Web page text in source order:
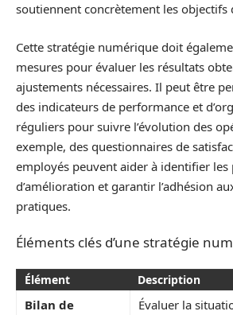
soutiennent concrètement les objectifs
Cette stratégie numérique doit
mesures pour évaluer les résultats
ajustements nécessaires. Il peut être
des indicateurs de performance et
réguliers pour suivre l’évolution des
exemple, des questionnaires de
employés peuvent aider à identifier les
d’amélioration et garantir l’adhésion
pratiques.
Éléments clés d’une stratégie
Élément Description
Bilan de
Évaluer la